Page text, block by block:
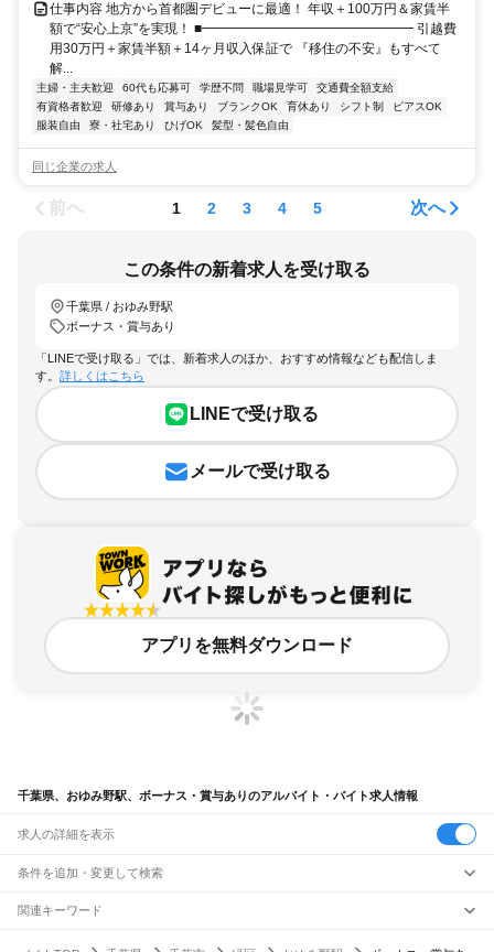
仕事内容 地方から首都圏デビューに最適！ 年収＋100万円＆家賃半
額で“安心上京”を実現！ ■━━━━━━━━━━━━━━━━ 引越費
用30万円＋家賃半額＋14ヶ月収入保証で 『移住の不安』もすべて
解...
主婦・主夫歓迎 60代も応募可 学歴不問 職場見学可
交通費全額支給
有資格者歓迎
研修あり 賞与あり ブランクOK 育休あり シフト制
ピアスOK
服装自由
寮・社宅あり ひげOK 髪型・髪色自由
同じ企業の求人
前へ 1 2 3 4 5 次へ
この条件の新着求人を受け取る
千葉県 / おゆみ野駅
ボーナス・賞与あり
「LINEで受け取る」では、新着求人のほか、おすすめ情報なども配信しま
す。 詳しくはこちら
LINEで受け取る
メールで受け取る
アプリを無料ダウンロード
千葉県、おゆみ野駅、ボーナス・賞与ありのアルバイト・バイト求人情報
求人の詳細を表示
条件を追加・変更して検索
市区町村を追加・変更
駅を追加・変更
関連キーワード